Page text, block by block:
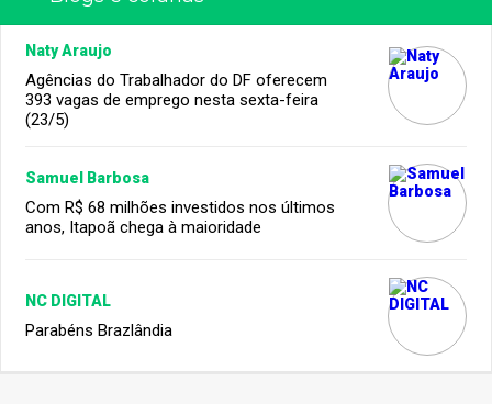
Naty Araujo
Agências do Trabalhador do DF oferecem
393 vagas de emprego nesta sexta-feira
(23/5)
Samuel Barbosa
Com R$ 68 milhões investidos nos últimos
anos, Itapoã chega à maioridade
NC DIGITAL
Parabéns Brazlândia